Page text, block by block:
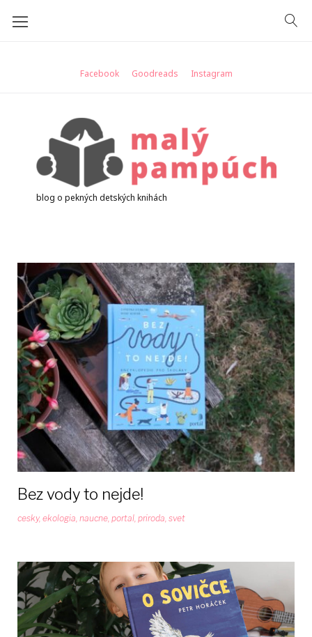
Facebook Goodreads Instagram
blog o pekných detských knihách
Značka:
portal
Bez vody to nejde!
cesky, ekologia naucne portal priroda svet